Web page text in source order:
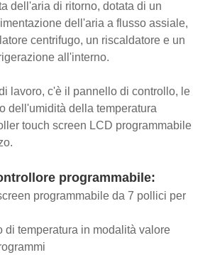
dell'aria di ritorno, dotata di un
dell'aria a flusso assiale,
centrifugo, un riscaldatore e un
all'interno.
lavoro, c'è il pannello di controllo, le
dell'umidità della temperatura
touch screen LCD programmabile
programmabile:
programmabile da 7 pollici per
di temperatura in modalità valore